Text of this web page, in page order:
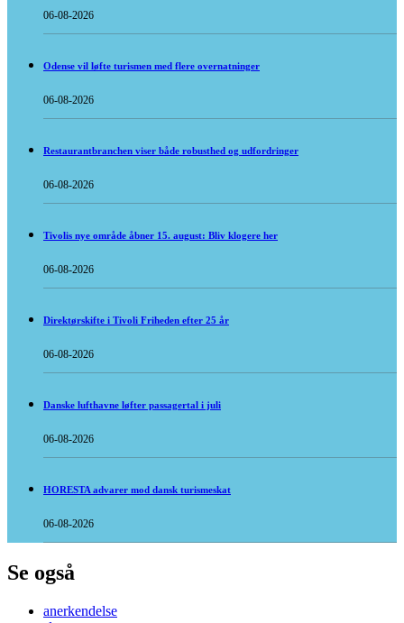
06-08-2026
Odense vil løfte turismen med flere overnatninger
06-08-2026
Restaurantbranchen viser både robusthed og udfordringer
06-08-2026
Tivolis nye område åbner 15. august: Bliv klogere her
06-08-2026
Direktørskifte i Tivoli Friheden efter 25 år
06-08-2026
Danske lufthavne løfter passagertal i juli
06-08-2026
HORESTA advarer mod dansk turismeskat
06-08-2026
Se også
anerkendelse